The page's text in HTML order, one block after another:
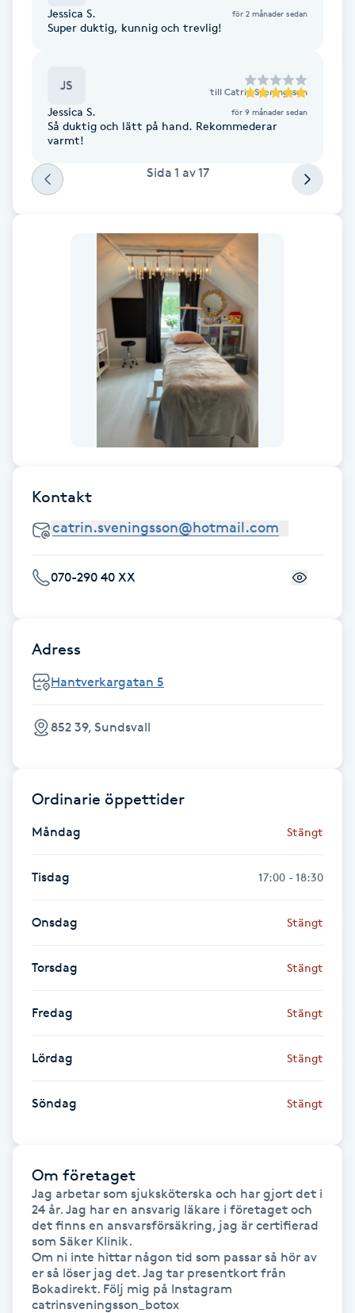
Gruppträning
Gua Sha-massage
Hatha Yoga
Hot Stone Massage
Hudföryngring
Hudvård
Hyaluronsyra
Hyperhidros
Idrottsmassage
IPL
IPL hårborttagning
IR-massage
Japansk massage
Jessica S. för 2 månader sedan
Super duktig, kunnig och trevlig!
JS till Catrin Sveningsson
Jessica S. för 9 månader sedan
Så duktig och lätt på hand. Rekommederar
varmt!
Sida 1 av17
Kontakt
070-290 40 XX
Adress
Hantverkargatan 5
852 39, Sundsvall
Ordinarie öppettider
Måndag Stängt
Tisdag 17:00 - 18:30
Onsdag Stängt
Torsdag Stängt
Fredag Stängt
Lördag Stängt
Söndag Stängt
Om företaget
Jag arbetar som sjuksköterska och har gjort det i
24 år. Jag har en ansvarig läkare i företaget och
det finns en ansvarsförsäkring, jag är certifierad
som Säker Klinik.
Om ni inte hittar någon tid som passar så hör av
er så löser jag det. Jag tar presentkort från
Bokadirekt. Följ mig på Instagram
catrinsveningsson_botox